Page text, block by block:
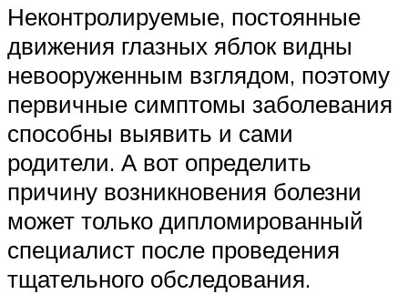
Неконтролируемые, постоянные
движения глазных яблок видны
невооруженным взглядом, поэтому
первичные симптомы заболевания
способны выявить и сами
родители. А вот определить
причину возникновения болезни
может только дипломированный
специалист после проведения
тщательного обследования.